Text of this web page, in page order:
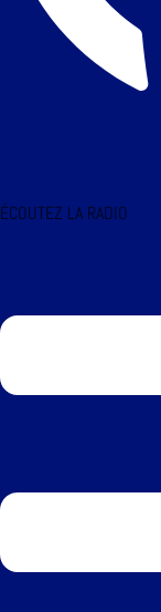
ÉCOUTEZ LA RADIO